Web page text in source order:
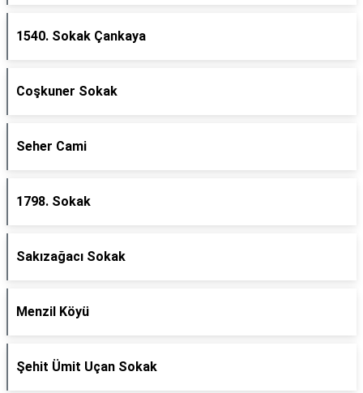
1540. Sokak Çankaya
Coşkuner Sokak
Seher Cami
1798. Sokak
Sakızağacı Sokak
Menzil Köyü
Şehit Ümit Uçan Sokak